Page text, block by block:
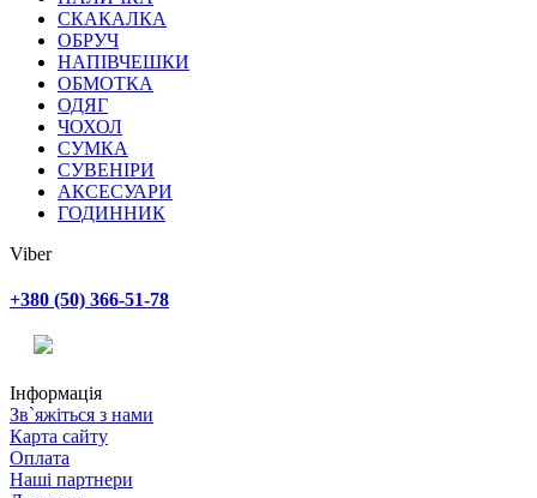
СКАКАЛКА
ОБРУЧ
НАПІВЧЕШКИ
ОБМОТКА
ОДЯГ
ЧОХОЛ
СУМКА
СУВЕНІРИ
АКСЕСУАРИ
ГОДИННИК
Viber
+380 (50) 366-51-78
Інформація
Зв`яжіться з нами
Карта сайту
Оплата
Наші партнери